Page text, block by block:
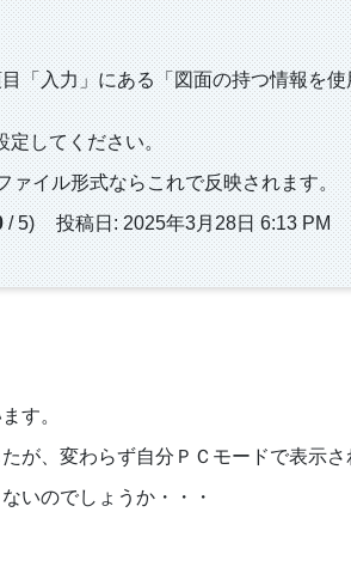
「入力」にある「図面の持つ情報を
定してください。
ァイル形式ならこれで反映されます。
/ 5) 投稿日: 2025年3月28日 6:13 PM
す。
が、変わらず自分ＰＣモードで表示
いのでしょうか・・・